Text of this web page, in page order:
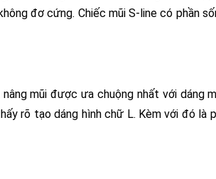
đơ cứng. Chiếc mũi S-line có phần
mũi được ưa chuộng nhất với dáng
rõ tạo dáng hình chữ L. Kèm với đó là